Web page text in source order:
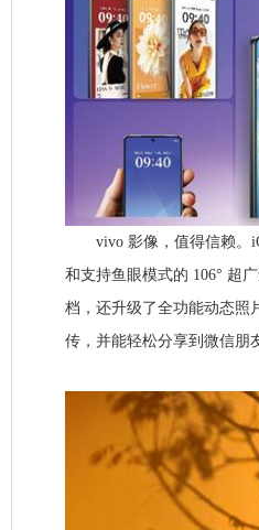
vivo 影像，值得信赖。
和支持鱼眼模式的 106° 超
档，还升级了全功能动态照
传，并能轻松分享到微信朋